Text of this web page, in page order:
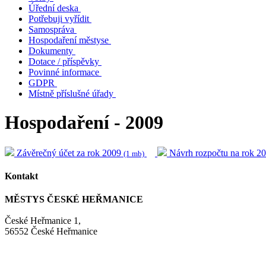
Úřední deska
Potřebuji vyřídit
Samospráva
Hospodaření městyse
Dokumenty
Dotace / příspěvky
Povinné informace
GDPR
Místně příslušné úřady
Hospodaření - 2009
Závěrečný účet za rok 2009 (1 mb) Návrh rozpočtu na rok
Kontakt
MĚSTYS ČESKÉ HEŘMANICE
České Heřmanice 1,
56552 České Heřmanice